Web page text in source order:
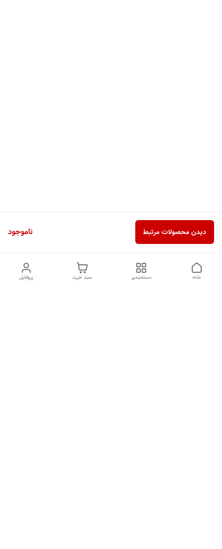
ناموجود دیدن محصولات مرتبط
پروفایل سبد خرید دسته‌بندی خانه